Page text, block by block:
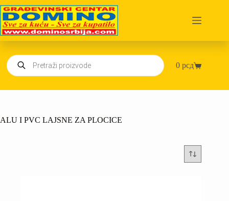
Skip
to
content
Products
search
Shopping
0рсд
ALU I PVC LAJSNE ZA PLOCICE